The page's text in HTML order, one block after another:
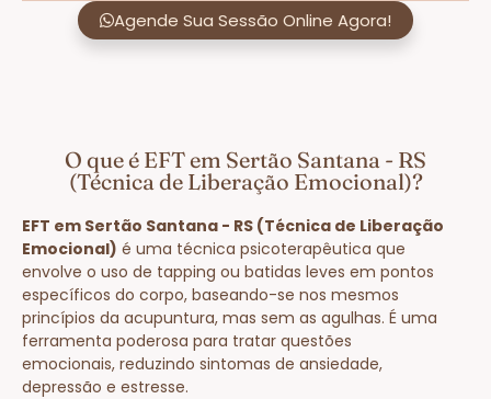
Agende Sua Sessão Online Agora!
O que é EFT em Sertão Santana - RS
(Técnica de Liberação Emocional)?
EFT em Sertão Santana - RS (Técnica de Liberação
Emocional) é uma técnica psicoterapêutica que
envolve o uso de tapping ou batidas leves em pontos
específicos do corpo, baseando-se nos mesmos
princípios da acupuntura, mas sem as agulhas. É uma
ferramenta poderosa para tratar questões
emocionais, reduzindo sintomas de ansiedade,
depressão e estresse.